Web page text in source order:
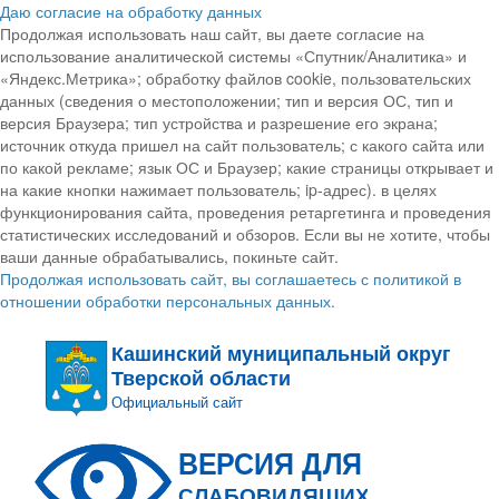
Даю согласие на обработку данных
Продолжая использовать наш сайт, вы даете согласие на
использование аналитической системы «Спутник/Аналитика» и
«Яндекс.Метрика»; обработку файлов cookie, пользовательских
данных (сведения о местоположении; тип и версия ОС, тип и
версия Браузера; тип устройства и разрешение его экрана;
источник откуда пришел на сайт пользователь; с какого сайта или
по какой рекламе; язык ОС и Браузер; какие страницы открывает и
на какие кнопки нажимает пользователь; ip-адрес). в целях
функционирования сайта, проведения ретаргетинга и проведения
статистических исследований и обзоров. Если вы не хотите, чтобы
ваши данные обрабатывались, покиньте сайт.
Продолжая использовать сайт, вы соглашаетесь с политикой в
отношении обработки персональных данных.